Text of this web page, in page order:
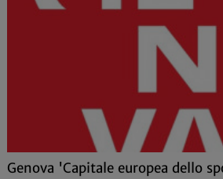
Genova 'Capitale europea dello